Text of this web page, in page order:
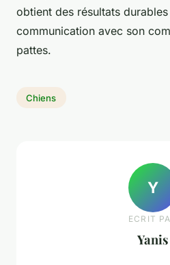
obtient des résultats
communication avec son
pattes.
Chiens
Y
ECRIT
Yanis